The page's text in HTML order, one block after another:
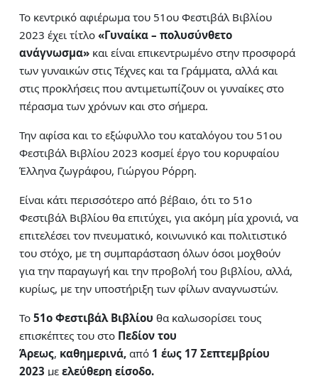
Το κεντρικό αφιέρωμα του 51ου Φεστιβάλ Βιβλίου
2023 έχει τίτλο«Γυναίκα – πολυσύνθετο
ανάγνωσμα» και είναι επικεντρωμένο στην προσφορά
των γυναικών στις Τέχνες και τα Γράμματα, αλλά και
στις προκλήσεις που αντιμετωπίζουν οι γυναίκες στο
πέρασμα των χρόνων και στο σήμερα.
Την αφίσα και το εξώφυλλο του καταλόγου του 51ου
Φεστιβάλ Βιβλίου 2023 κοσμεί έργο του κορυφαίου
Έλληνα ζωγράφου, Γιώργου Ρόρρη.
Είναι κάτι περισσότερο από βέβαιο, ότι το 51ο
Φεστιβάλ Βιβλίου θα επιτύχει, για ακόμη μία χρονιά, να
επιτελέσει τον πνευματικό, κοινωνικό και πολιτιστικό
του στόχο, με τη συμπαράσταση όλων όσοι μοχθούν
για την παραγωγή και την προβολή του βιβλίου, αλλά,
κυρίως, με την υποστήριξη των φίλων αναγνωστών.
Το51ο Φεστιβάλ Βιβλίουθα καλωσορίσει τους
επισκέπτες του στο Πεδίον του
Άρεως, καθημερινά, από 1 έως 17 Σεπτεμβρίου
2023 μεελεύθερη είσοδο.